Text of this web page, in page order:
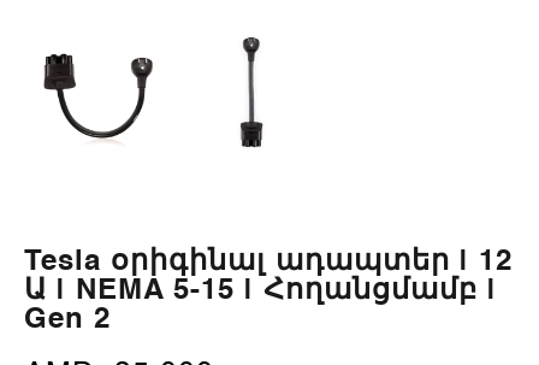
Tesla օրիգինալ ադապտեր | 12
Ա | NEMA 5-15 | Հողանցմամբ |
Gen 2